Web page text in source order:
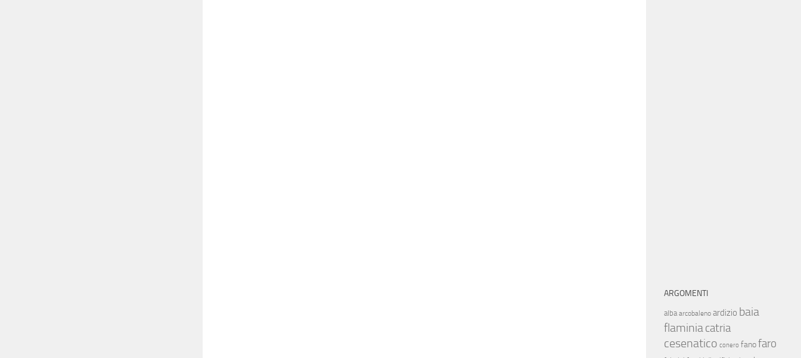
ARGOMENTI
alba arcobaleno ardizio baia
flaminia catria
cesenatico conero fanofaro